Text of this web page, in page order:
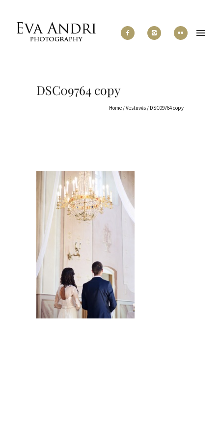
DSC09764 copy
Home /Vestuvės / DSC09764 copy